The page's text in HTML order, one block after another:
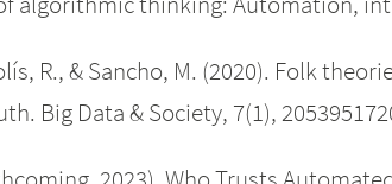
R., & Sancho, M. (2020). Folk
Big Data & Society, 7(1),